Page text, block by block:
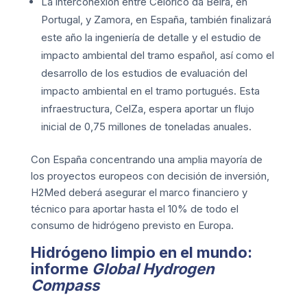
Portugal, y Zamora, en España, también finalizará
este año la ingeniería de detalle y el estudio de
impacto ambiental del tramo español, así como el
desarrollo de los estudios de evaluación del
impacto ambiental en el tramo portugués. Esta
infraestructura, CelZa, espera aportar un flujo
inicial de 0,75 millones de toneladas anuales.
Con España concentrando una amplia mayoría de
los proyectos europeos con decisión de inversión,
H2Med deberá asegurar el marco financiero y
técnico para aportar hasta el 10% de todo el
consumo de hidrógeno previsto en Europa.
Hidrógeno limpio en el mundo:
informe Global Hydrogen
Compass